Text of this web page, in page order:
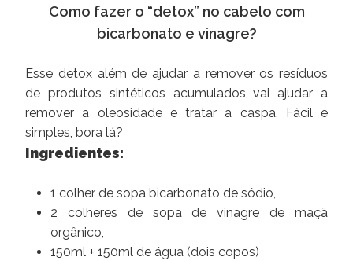
Como fazer o “detox” no cabelo com
bicarbonato e vinagre?
Esse detox além de ajudar a remover os resíduos
de produtos sintéticos acumulados vai ajudar a
remover a oleosidade e tratar a caspa. Fácil e
simples, bora lá?
Ingredientes:
1 colher de sopa bicarbonato de sódio,
2 colheres de sopa de vinagre de maçã
orgânico,
150ml + 150ml de água (dois copos)